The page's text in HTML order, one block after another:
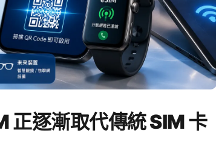
正逐漸取代傳統 SIM 卡